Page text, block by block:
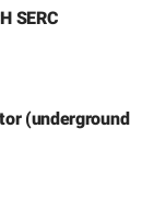
SERC
(underground